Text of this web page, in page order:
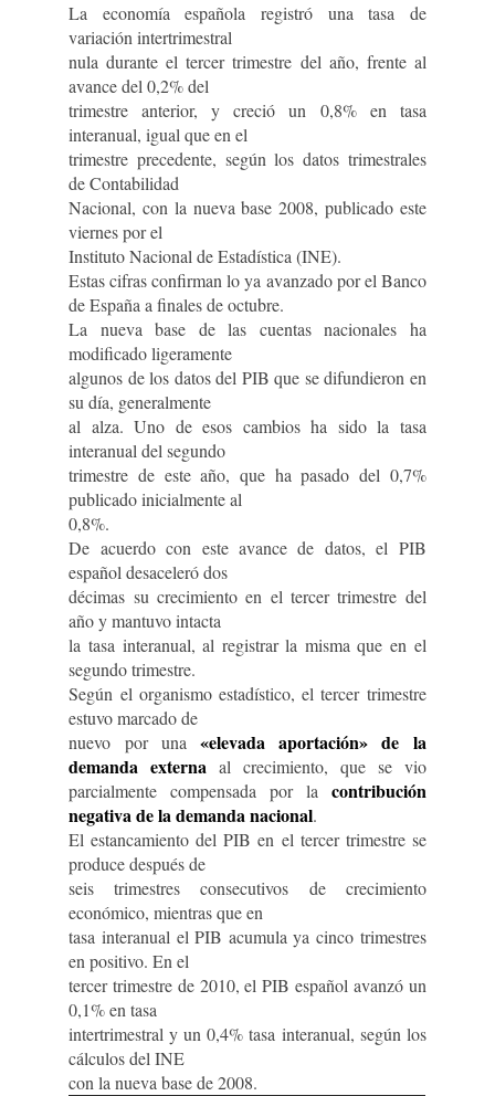
La economía española registró una tasa de
variación intertrimestral
nula durante el tercer trimestre del año, frente al
avance del 0,2% del
trimestre anterior, y creció un 0,8% en tasa
interanual, igual que en el
trimestre precedente, según los datos trimestrales
de Contabilidad
Nacional, con la nueva base 2008, publicado este
viernes por el
Instituto Nacional de Estadística (INE).
Estas cifras confirman lo ya avanzado por el Banco
de España a finales de octubre.
La nueva base de las cuentas nacionales ha
modificado ligeramente
algunos de los datos del PIB que se difundieron en
su día, generalmente
al alza. Uno de esos cambios ha sido la tasa
interanual del segundo
trimestre de este año, que ha pasado del 0,7%
publicado inicialmente al
0,8%.
De acuerdo con este avance de datos, el PIB
español desaceleró dos
décimas su crecimiento en el tercer trimestre del
año y mantuvo intacta
la tasa interanual, al registrar la misma que en el
segundo trimestre.
Según el organismo estadístico, el tercer trimestre
estuvo marcado de
nuevo por una «elevada aportación» de la
demanda externa al crecimiento, que se vio
parcialmente compensada por la contribución
negativa de la demanda nacional.
El estancamiento del PIB en el tercer trimestre se
produce después de
seis trimestres consecutivos de crecimiento
económico, mientras que en
tasa interanual el PIB acumula ya cinco trimestres
en positivo. En el
tercer trimestre de 2010, el PIB español avanzó un
0,1% en tasa
intertrimestral y un 0,4% tasa interanual, según los
cálculos del INE
con la nueva base de 2008.